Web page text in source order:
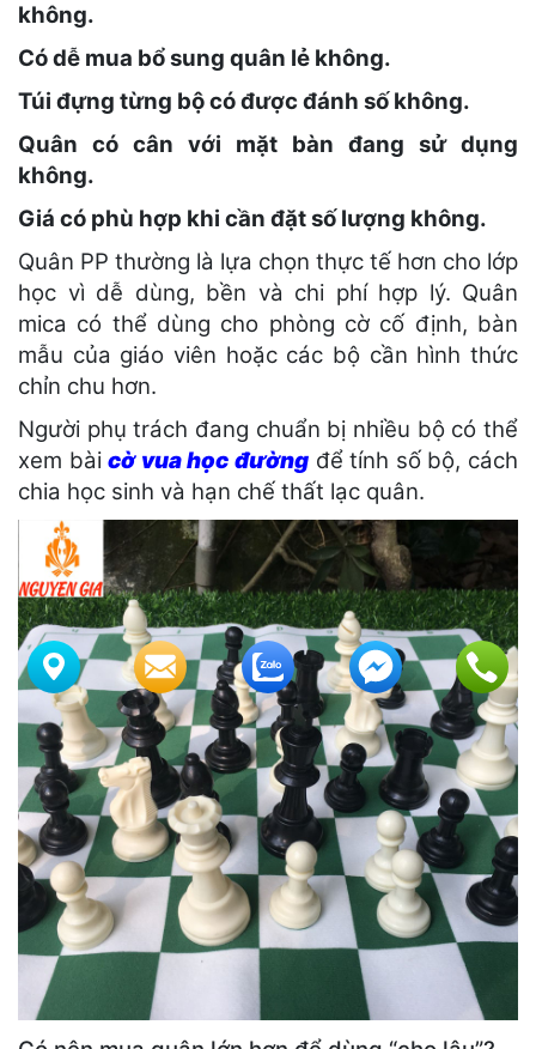
không.
Có dễ mua bổ sung quân lẻ không.
Túi đựng từng bộ có được đánh số không.
Quân có cân với mặt bàn đang sử dụng
không.
Giá có phù hợp khi cần đặt số lượng không.
Quân PP thường là lựa chọn thực tế hơn cho lớp
học vì dễ dùng, bền và chi phí hợp lý. Quân
mica có thể dùng cho phòng cờ cố định, bàn
mẫu của giáo viên hoặc các bộ cần hình thức
chỉn chu hơn.
Người phụ trách đang chuẩn bị nhiều bộ có thể
xem bàicờ vua học đường để tính số bộ, cách
chia học sinh và hạn chế thất lạc quân.